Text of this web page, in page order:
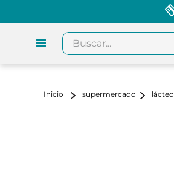
Buscar...
supermercado